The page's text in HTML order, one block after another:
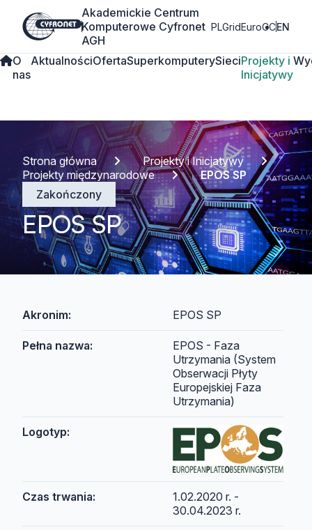
Akademickie Centrum
Komputerowe Cyfronet
AGH
PLGridEuroCCEN
O
nas
AktualnościOfertaSuperkomputerySieciProjekty i
Inicjatywy
Strona główna
Projekty i Inicjatywy
Projekty międzynarodowe
EPOS SP
Zakończony
EPOS SP
Akronim: EPOS SP
Pełna nazwa:
EPOS - Faza
Utrzymania (System
Obserwacji Płyty
Europejskiej Faza
Utrzymania)
Logotyp:
Czas trwania:
1.02.2020 r. -
30.04.2023 r.